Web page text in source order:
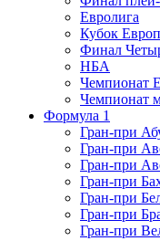
Евролига
Кубок
Финал
НБА
Чемпионат
Чемпионат
Формула 1
Гран-при
Гран-при
Гран-при
Гран-при
Гран-при
Гран-при
Гран-при